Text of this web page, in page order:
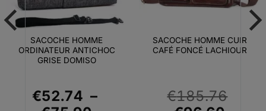
SACOCHE HOMME
ORDINATEUR ANTICHOC
GRISE DOMISO
€52.74 –
SACOCHE HOMME CUIR
CAFÉ FONCÉ LACHIOUR
€185.76